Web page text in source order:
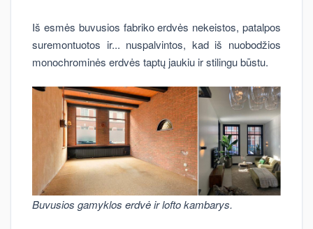
Iš esmės buvusios fabriko erdvės nekeistos, patalpos
suremontuotos ir... nuspalvintos, kad iš nuobodžios
monochrominės erdvės taptų jaukiu ir stilingu būstu.
Buvusios gamyklos erdvė ir lofto kambarys.